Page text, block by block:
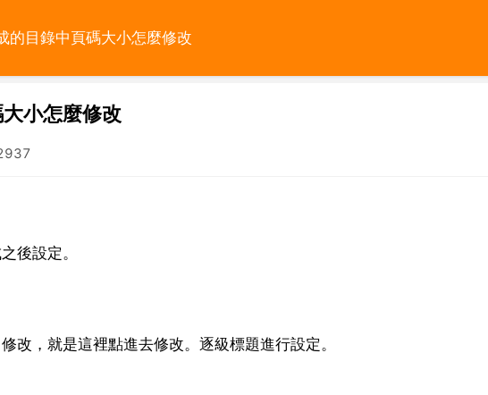
的目錄中頁碼大小怎麼修改
小怎麼修改
後設定。
改，就是這裡點進去修改。逐級標題進行設定。